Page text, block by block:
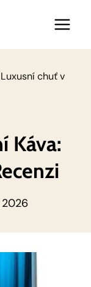
chuť v
Káva:
2026